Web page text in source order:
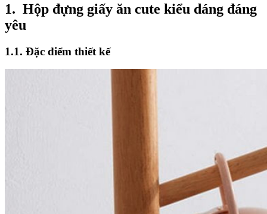
1. Hộp đựng giấy ăn cute kiểu dáng đáng
yêu
1.1. Đặc điểm thiết kế